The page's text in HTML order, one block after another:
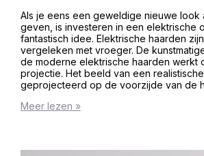
Als je eens een geweldige nieuwe look
geven, is investeren in een elektrische
fantastisch idee. Elektrische haarden
vergeleken met vroeger. De
de moderne elektrische haarden werkt
projectie. Het beeld van een
geprojecteerd op de voorzijde van de
Meer lezen »